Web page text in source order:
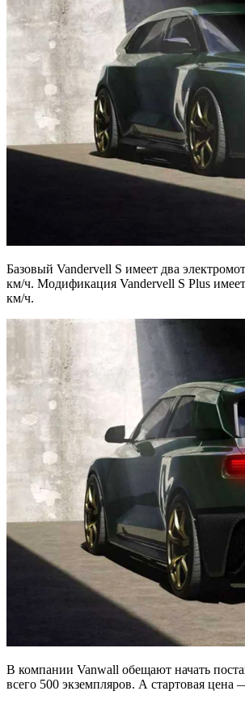
Базовый Vandervell S имеет два
км/ч. Модификация Vandervell S Plus
км/ч.
В компании Vanwall обещают начать
всего 500 экземпляров. А стартовая цена